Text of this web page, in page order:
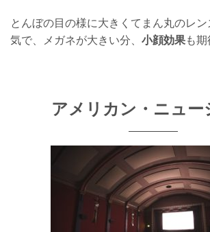
とんぼの目の様に大きくてまん丸のレ
気で、メガネが大きい分、 小顔効果も期
アメリカン・ニュー